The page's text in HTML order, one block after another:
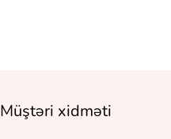
Müştəri xidməti